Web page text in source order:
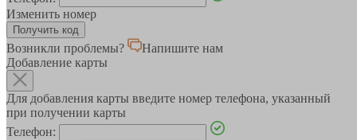
Изменить номер
Возникли проблемы?
Напишите нам
Добавление карты
Для добавления карты введите номер телефона, указанный
при получении карты
Телефон: